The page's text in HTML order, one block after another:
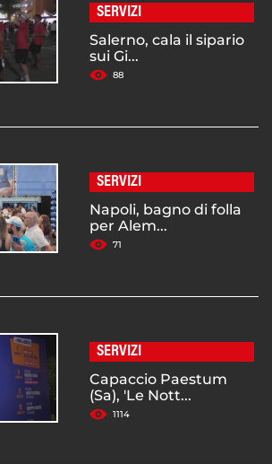
SERVIZI
Salerno, cala il sipario
sui Gi...
88
SERVIZI
Napoli, bagno di folla
per Alem...
71
SERVIZI
Capaccio Paestum
(Sa), 'Le Nott...
1114